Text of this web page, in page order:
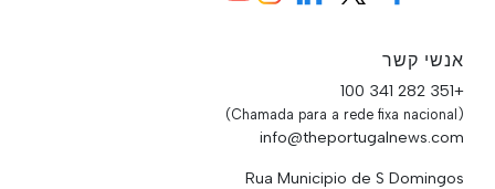
אנשי קשר
+351 282 341 100
(Chamada para a rede fixa nacional)
info@theportugalnews.com
Rua Municipio de S Domingos